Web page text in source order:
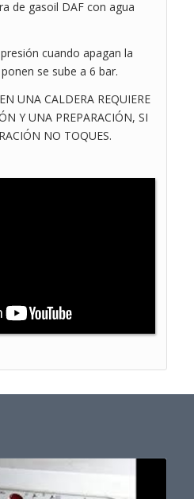
de gasoil DAF con agua
cuando apagan la
se sube a 6 bar.
UNA CALDERA REQUIERE
Y UNA PREPARACIÓN, SI
NO TOQUES.